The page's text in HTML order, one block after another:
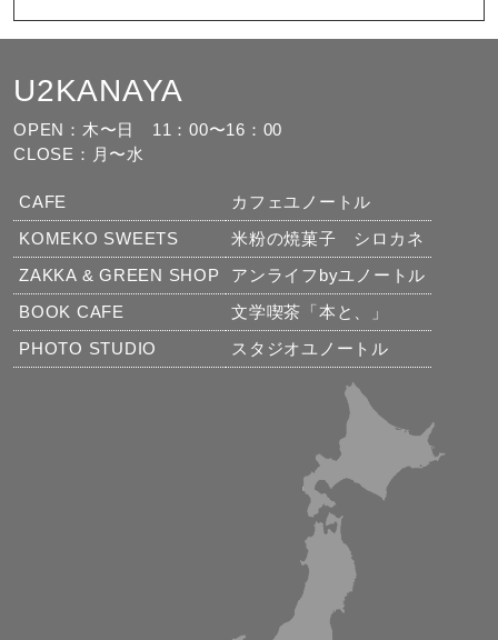
もっと見る フォローする
U2KANAYA
OPEN：木〜日 11：00〜16：00
CLOSE：月〜水
CAFE
カフェユノートル
KOMEKO SWEETS
米粉の焼菓子 シロカネ
ZAKKA & GREEN SHOP
アンライフbyユノートル
BOOK CAFE
文学喫茶「本と、」
PHOTO STUDIO
スタジオユノートル